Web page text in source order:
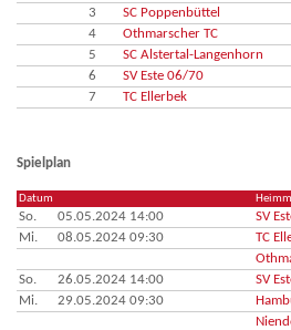
3
SC Poppenbüttel
4
Othmarscher TC
5
SC Alstertal-Langenhorn
6
SV Este 06/70
7
TC Ellerbek
Spielplan
Datum
So. 05.05.2024 14:00
SV
Mi.
08.05.2024 09:30
TC
So.
26.05.2024 14:00
SV
Mi.
29.05.2024 09:30